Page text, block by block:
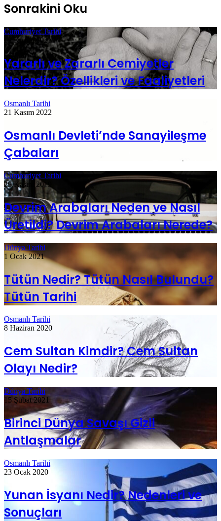
Sonrakini Oku
Cumhuriyet Tarihi
13 Kasım 2021
Yararlı ve Zararlı Cemiyetler
Nelerdir? Özellikleri ve Faaliyetleri
Osmanlı Tarihi
21 Kasım 2022
Osmanlı Devleti’nde Sanayileşme
Çabaları
Cumhuriyet Tarihi
29 Kasım 2019
Devrim Arabaları Neden ve Nasıl
Üretildi? Devrim Arabaları Nerede?
Dünya Tarihi
1 Ocak 2021
Tütün Nedir? Tütün Nasıl Bulundu?
Tütün Tarihi
Osmanlı Tarihi
8 Haziran 2020
Cem Sultan Kimdir? Cem Sultan
Olayı Nedir?
Dünya Tarihi
15 Şubat 2021
Birinci Dünya Savaşı Gizli
Antlaşmalar
Osmanlı Tarihi
23 Ocak 2020
Yunan İsyanı Nedir? Nedenleri ve
Sonuçları